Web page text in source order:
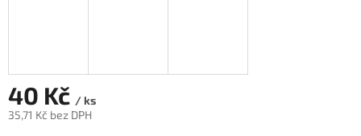
40 Kč / ks
35,71 Kč bez DPH